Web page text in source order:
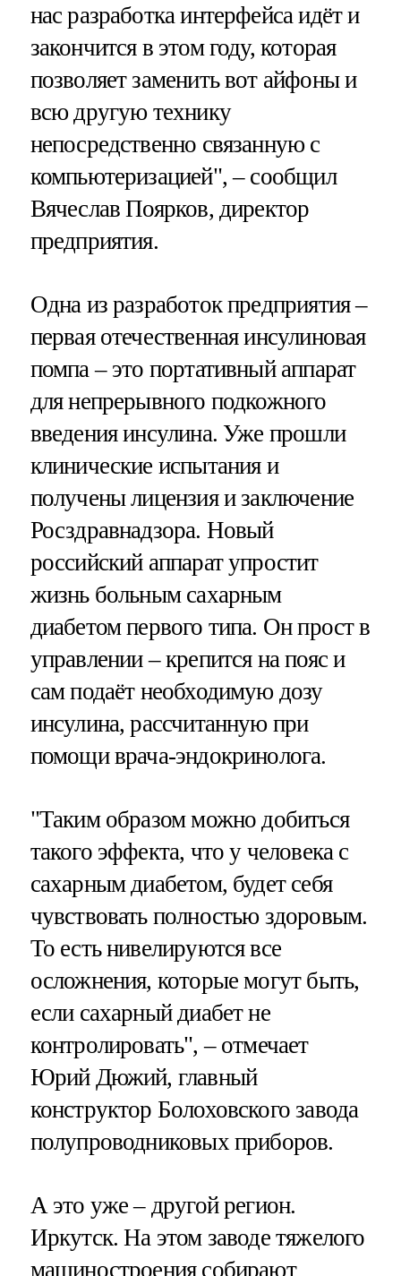
нас разработка интерфейса идёт и
закончится в этом году, которая
позволяет заменить вот айфоны и
всю другую технику
непосредственно связанную с
компьютеризацией", – сообщил
Вячеслав Поярков, директор
предприятия.
Одна из разработок предприятия –
первая отечественная инсулиновая
помпа – это портативный аппарат
для непрерывного подкожного
введения инсулина. Уже прошли
клинические испытания и
получены лицензия и заключение
Росздравнадзора. Новый
российский аппарат упростит
жизнь больным сахарным
диабетом первого типа. Он прост в
управлении – крепится на пояс и
сам подаёт необходимую дозу
инсулина, рассчитанную при
помощи врача-эндокринолога.
"Таким образом можно добиться
такого эффекта, что у человека с
сахарным диабетом, будет себя
чувствовать полностью здоровым.
То есть нивелируются все
осложнения, которые могут быть,
если сахарный диабет не
контролировать", – отмечает
Юрий Дюжий, главный
конструктор Болоховского завода
полупроводниковых приборов.
А это уже – другой регион.
Иркутск. На этом заводе тяжелого
машиностроения собирают